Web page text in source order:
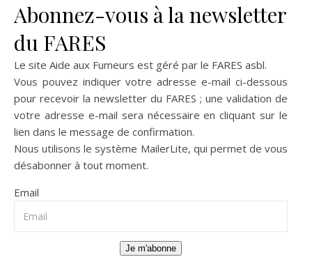
Abonnez-vous à la newsletter
du FARES
Le site Aide aux Fumeurs est géré par le FARES asbl.
Vous pouvez indiquer votre adresse e-mail ci-dessous
pour recevoir la newsletter du FARES ; une validation de
votre adresse e-mail sera nécessaire en cliquant sur le
lien dans le message de confirmation.
Nous utilisons le système MailerLite, qui permet de vous
désabonner à tout moment.
Email
Je m'abonne